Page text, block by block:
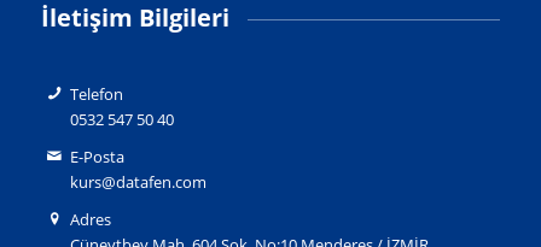
İletişim Bilgileri
Telefon
0532 547 50 40
E-Posta
kurs@datafen.com
Adres